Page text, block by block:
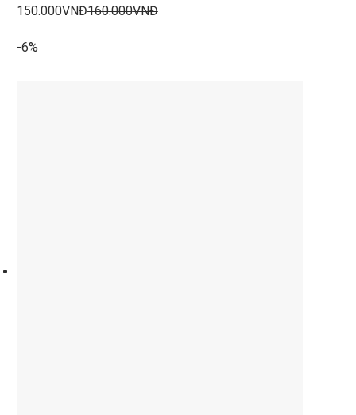
150.000VNĐ160.000VNĐ
-6%